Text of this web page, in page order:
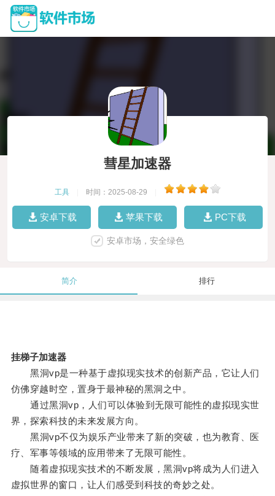
彗星加速器
工具 时间：2025-08-29
安卓下载 苹果下载 PC下载
安卓市场，安全绿色
简介 排行
挂梯子加速器
黑洞vp是一种基于虚拟现实技术的创新产品，它让人们
仿佛穿越时空，置身于最神秘的黑洞之中。
通过黑洞vp，人们可以体验到无限可能性的虚拟现实世
界，探索科技的未来发展方向。
黑洞vp不仅为娱乐产业带来了新的突破，也为教育、医
疗、军事等领域的应用带来了无限可能性。
随着虚拟现实技术的不断发展，黑洞vp将成为人们进入
虚拟世界的窗口，让人们感受到科技的奇妙之处。